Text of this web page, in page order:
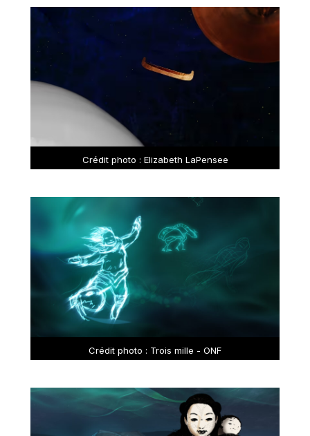
Crédit photo : Elizabeth LaPensee
Crédit photo : Trois mille - ONF